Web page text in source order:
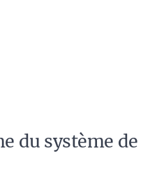
du système de